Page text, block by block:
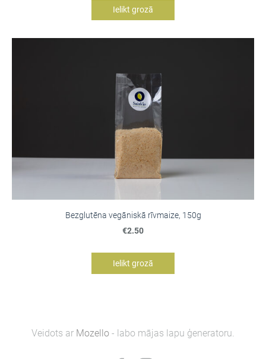
Ielikt grozā
Bezglutēna vegāniskā rīvmaize, 150g
€2.50
Ielikt grozā
Veidots ar Mozello - labo mājas lapu ģeneratoru.